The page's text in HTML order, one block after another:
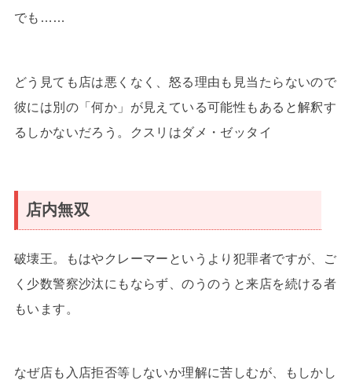
でも……
どう見ても店は悪くなく、怒る理由も見当たらないので
彼には別の「何か」が見えている可能性もあると解釈す
るしかないだろう。クスリはダメ・ゼッタイ
店内無双
破壊王。もはやクレーマーというより犯罪者ですが、ご
く少数警察沙汰にもならず、のうのうと来店を続ける者
もいます。
なぜ店も入店拒否等しないか理解に苦しむが、もしかし